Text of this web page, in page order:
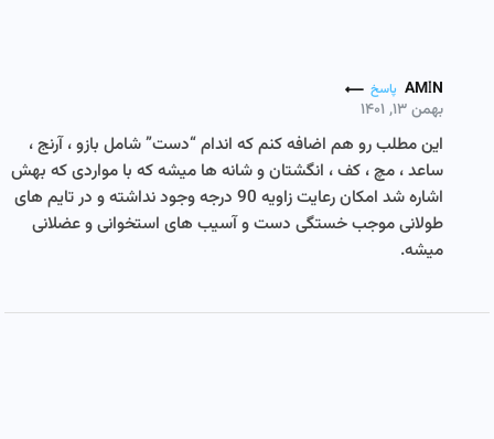
AMIN پاسخ
بهمن ۱۳, ۱۴۰۱
این مطلب رو هم اضافه کنم که اندام “دست” شامل بازو ، آرنج ،
ساعد ، مچ ، کف ، انگشتان و شانه ها میشه که با مواردی که بهش
اشاره شد امکان رعایت زاویه 90 درجه وجود نداشته و در تایم های
طولانی موجب خستگی دست و آسیب های استخوانی و عضلانی
میشه.